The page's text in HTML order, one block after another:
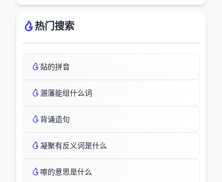
热门搜索
煔的拼音
溷藩能组什么词
背诵造句
凝聚有反义词是什么
嚓的意思是什么